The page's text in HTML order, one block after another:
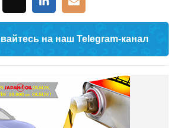
на наш Telegram-канал